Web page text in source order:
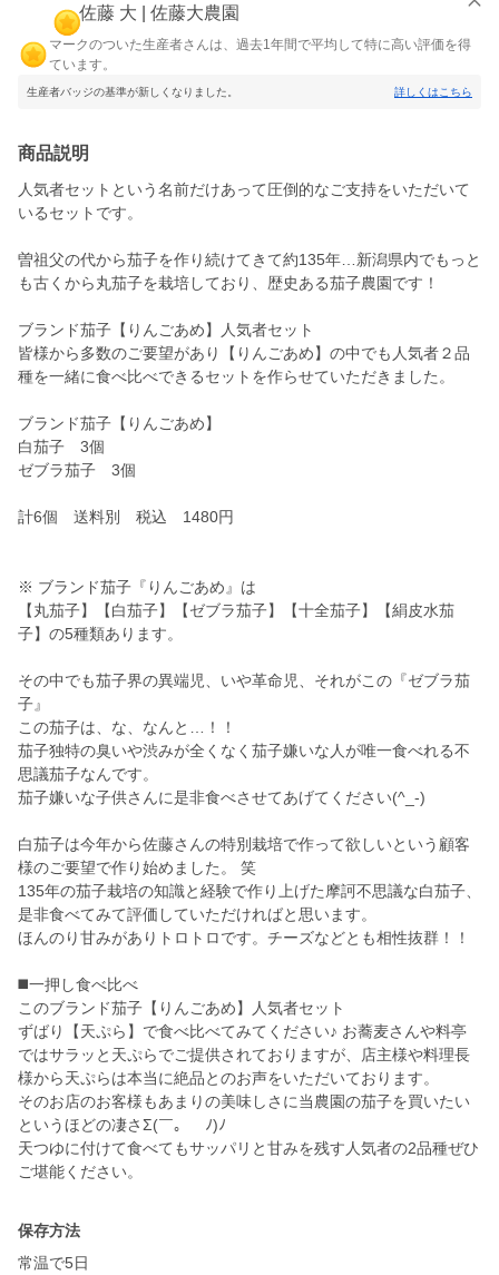
佐藤 大 | 佐藤大農園
マークのついた生産者さんは、過去1年間で平均して特に高い評価を得
ています。
生産者バッジの基準が新しくなりました。 詳しくはこちら
商品説明
人気者セットという名前だけあって圧倒的なご支持をいただいて
いるセットです。
曽祖父の代から茄子を作り続けてきて約135年…新潟県内でもっと
も古くから丸茄子を栽培しており、歴史ある茄子農園です！
ブランド茄子【りんごあめ】人気者セット
皆様から多数のご要望があり【りんごあめ】の中でも人気者２品
種を一緒に食べ比べできるセットを作らせていただきました。
ブランド茄子【りんごあめ】
白茄子 3個
ゼブラ茄子 3個
計6個 送料別 税込 1480円
※ ブランド茄子『りんごあめ』は
【丸茄子】【白茄子】【ゼブラ茄子】【十全茄子】【絹皮水茄
子】の5種類あります。
その中でも茄子界の異端児、いや革命児、それがこの『ゼブラ茄
子』
この茄子は、な、なんと…！！
茄子独特の臭いや渋みが全くなく茄子嫌いな人が唯一食べれる不
思議茄子なんです。
茄子嫌いな子供さんに是非食べさせてあげてください(^_-)
白茄子は今年から佐藤さんの特別栽培で作って欲しいという顧客
様のご要望で作り始めました。 笑
135年の茄子栽培の知識と経験で作り上げた摩訶不思議な白茄子、
是非食べてみて評価していただければと思います。
ほんのり甘みがありトロトロです。チーズなどとも相性抜群！！
◼️一押し食べ比べ
このブランド茄子【りんごあめ】人気者セット
ずばり【天ぷら】で食べ比べてみてください♪ お蕎麦さんや料亭
ではサラッと天ぷらでご提供されておりますが、店主様や料理長
様から天ぷらは本当に絶品とのお声をいただいております。
そのお店のお客様もあまりの美味しさに当農園の茄子を買いたい
というほどの凄さΣ(￣。￣ﾉ)ﾉ
天つゆに付けて食べてもサッパリと甘みを残す人気者の2品種ぜひ
ご堪能ください。
保存方法
常温で5日